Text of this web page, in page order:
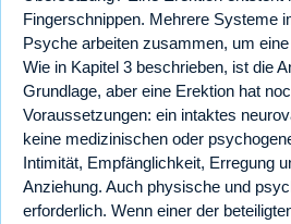
Fingerschnippen. Mehrere Systeme
Psyche arbeiten zusammen, um
Wie in Kapitel 3 beschrieben, ist die
Grundlage, aber eine Erektion hat
Voraussetzungen: ein intaktes
keine medizinischen oder
Intimität, Empfänglichkeit, Erregung
Anziehung. Auch physische und
erforderlich. Wenn einer der